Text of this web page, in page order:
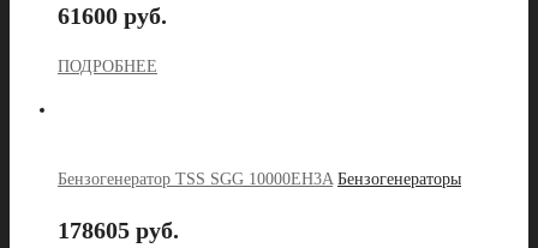
61600 руб.
ПОДРОБНЕЕ
Бензогенератор TSS SGG 10000EH3A Бензогенераторы
178605 руб.